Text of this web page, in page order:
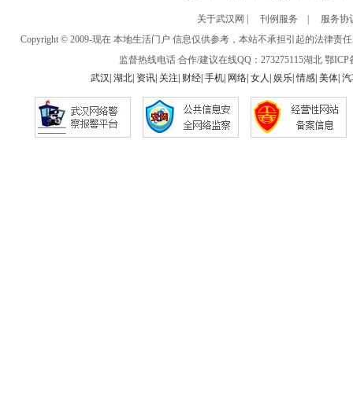
关于武汉网 刊例服务
服务协
Copyright © 2009-现在 本地生活门户 信息仅供参考，本站不承担引起的法律
监督热线电话 合作/建议在线QQ：273275115湖北 鄂ICP
武汉 湖北| 资讯| 关注 财经| 手机| 网络| 女人 娱乐|情感| 美体| 汽